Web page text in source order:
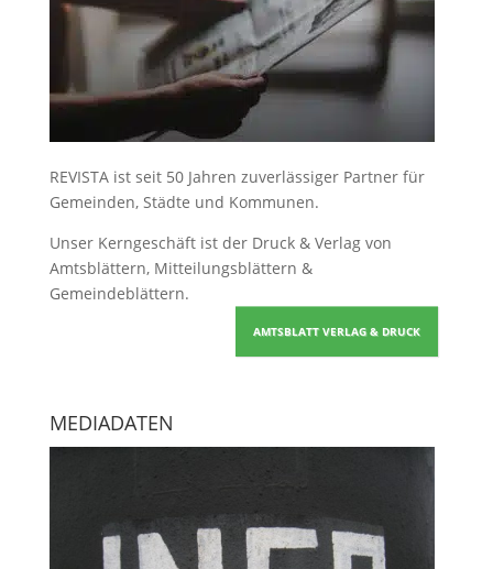
REVISTA ist seit 50 Jahren zuverlässiger Partner für
Gemeinden, Städte und Kommunen.
Unser Kerngeschäft ist der Druck & Verlag von
Amtsblättern, Mitteilungsblättern &
Gemeindeblättern.
AMTSBLATT VERLAG & DRUCK
MEDIADATEN